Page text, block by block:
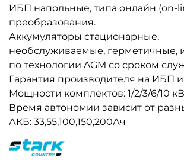
ИБП напольные, типа онлайн (on-
преобразования.
Аккумуляторы стационарные,
необслуживаемые, герметичные,
по технологии AGM со сроком
Гарантия производителя на ИБП и
Мощности комплектов: 1/2/3/6/10
Время автономии зависит от
АКБ: 33,55,100,150,200Ач